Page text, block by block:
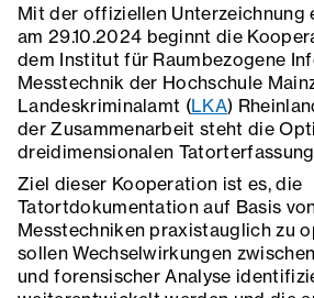
Mit der offiziellen Unterzeichnung
am 29.10.2024 beginnt die
dem Institut für Raumbezogene
Messtechnik der Hochschule
Landeskriminalamt (LKA)
der Zusammenarbeit steht die
dreidimensionalen
Ziel dieser Kooperation ist es, die
Tatortdokumentation auf Basis
Messtechniken praxistauglich zu
sollen Wechselwirkungen
und forensischer Analyse